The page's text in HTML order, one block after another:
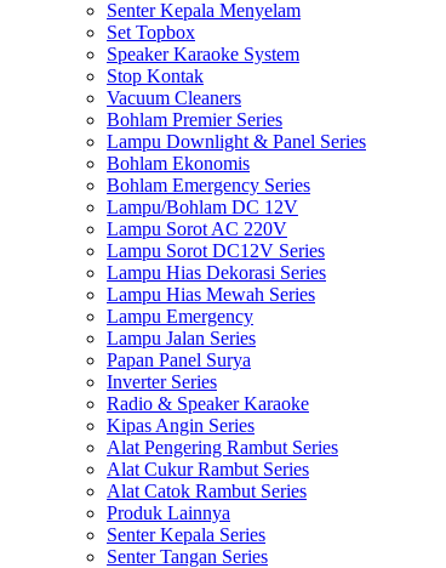
Senter Kepala Menyelam
Set Topbox
Speaker Karaoke System
Stop Kontak
Vacuum Cleaners
Bohlam Premier Series
Lampu Downlight & Panel Series
Bohlam Ekonomis
Bohlam Emergency Series
Lampu/Bohlam DC 12V
Lampu Sorot AC 220V
Lampu Sorot DC12V Series
Lampu Hias Dekorasi Series
Lampu Hias Mewah Series
Lampu Emergency
Lampu Jalan Series
Papan Panel Surya
Inverter Series
Radio & Speaker Karaoke
Kipas Angin Series
Alat Pengering Rambut Series
Alat Cukur Rambut Series
Alat Catok Rambut Series
Produk Lainnya
Senter Kepala Series
Senter Tangan Series